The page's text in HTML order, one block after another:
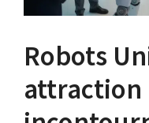
Robots